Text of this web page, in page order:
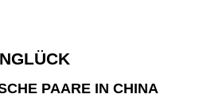
PAARE IN CHINA